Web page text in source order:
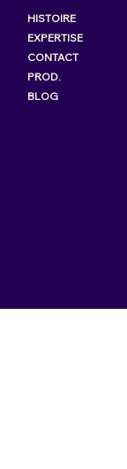
HISTOIRE
EXPERTISE
CONTACT
PROD.
BLOG